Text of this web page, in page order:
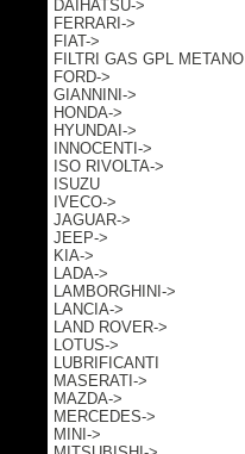
DAIHATSU->
FERRARI->
FIAT->
FILTRI GAS GPL METANO
FORD->
GIANNINI->
HONDA->
HYUNDAI->
INNOCENTI->
ISO RIVOLTA->
ISUZU
IVECO->
JAGUAR->
JEEP->
KIA->
LADA->
LAMBORGHINI->
LANCIA->
LAND ROVER->
LOTUS->
LUBRIFICANTI
MASERATI->
MAZDA->
MERCEDES->
MINI->